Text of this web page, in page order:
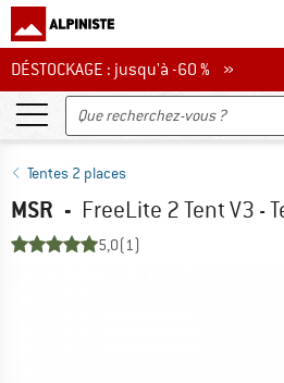
DÉSTOCKAGE : jusqu'à -60 %
DÉSTOCKAGE : jusqu'à -60 % »
Tentes 2 places
MSR - FreeLite 2 Tent V3 -
5,0(1)